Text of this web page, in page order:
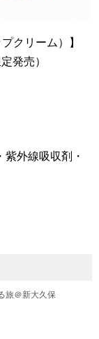
クリーム）】
発売）
紫外線吸収剤・
旅＠新大久保